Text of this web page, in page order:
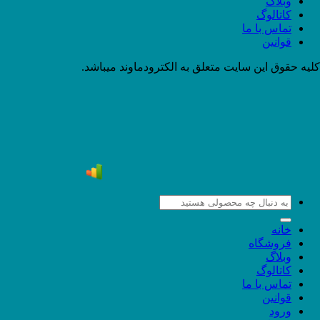
کاتالوگ
تماس با ما
قوانین
کلیه حقوق این سایت متعلق به الکترودماوند میباشد.
جستجو
برای:
خانه
فروشگاه
وبلاگ
کاتالوگ
تماس با ما
قوانین
ورود